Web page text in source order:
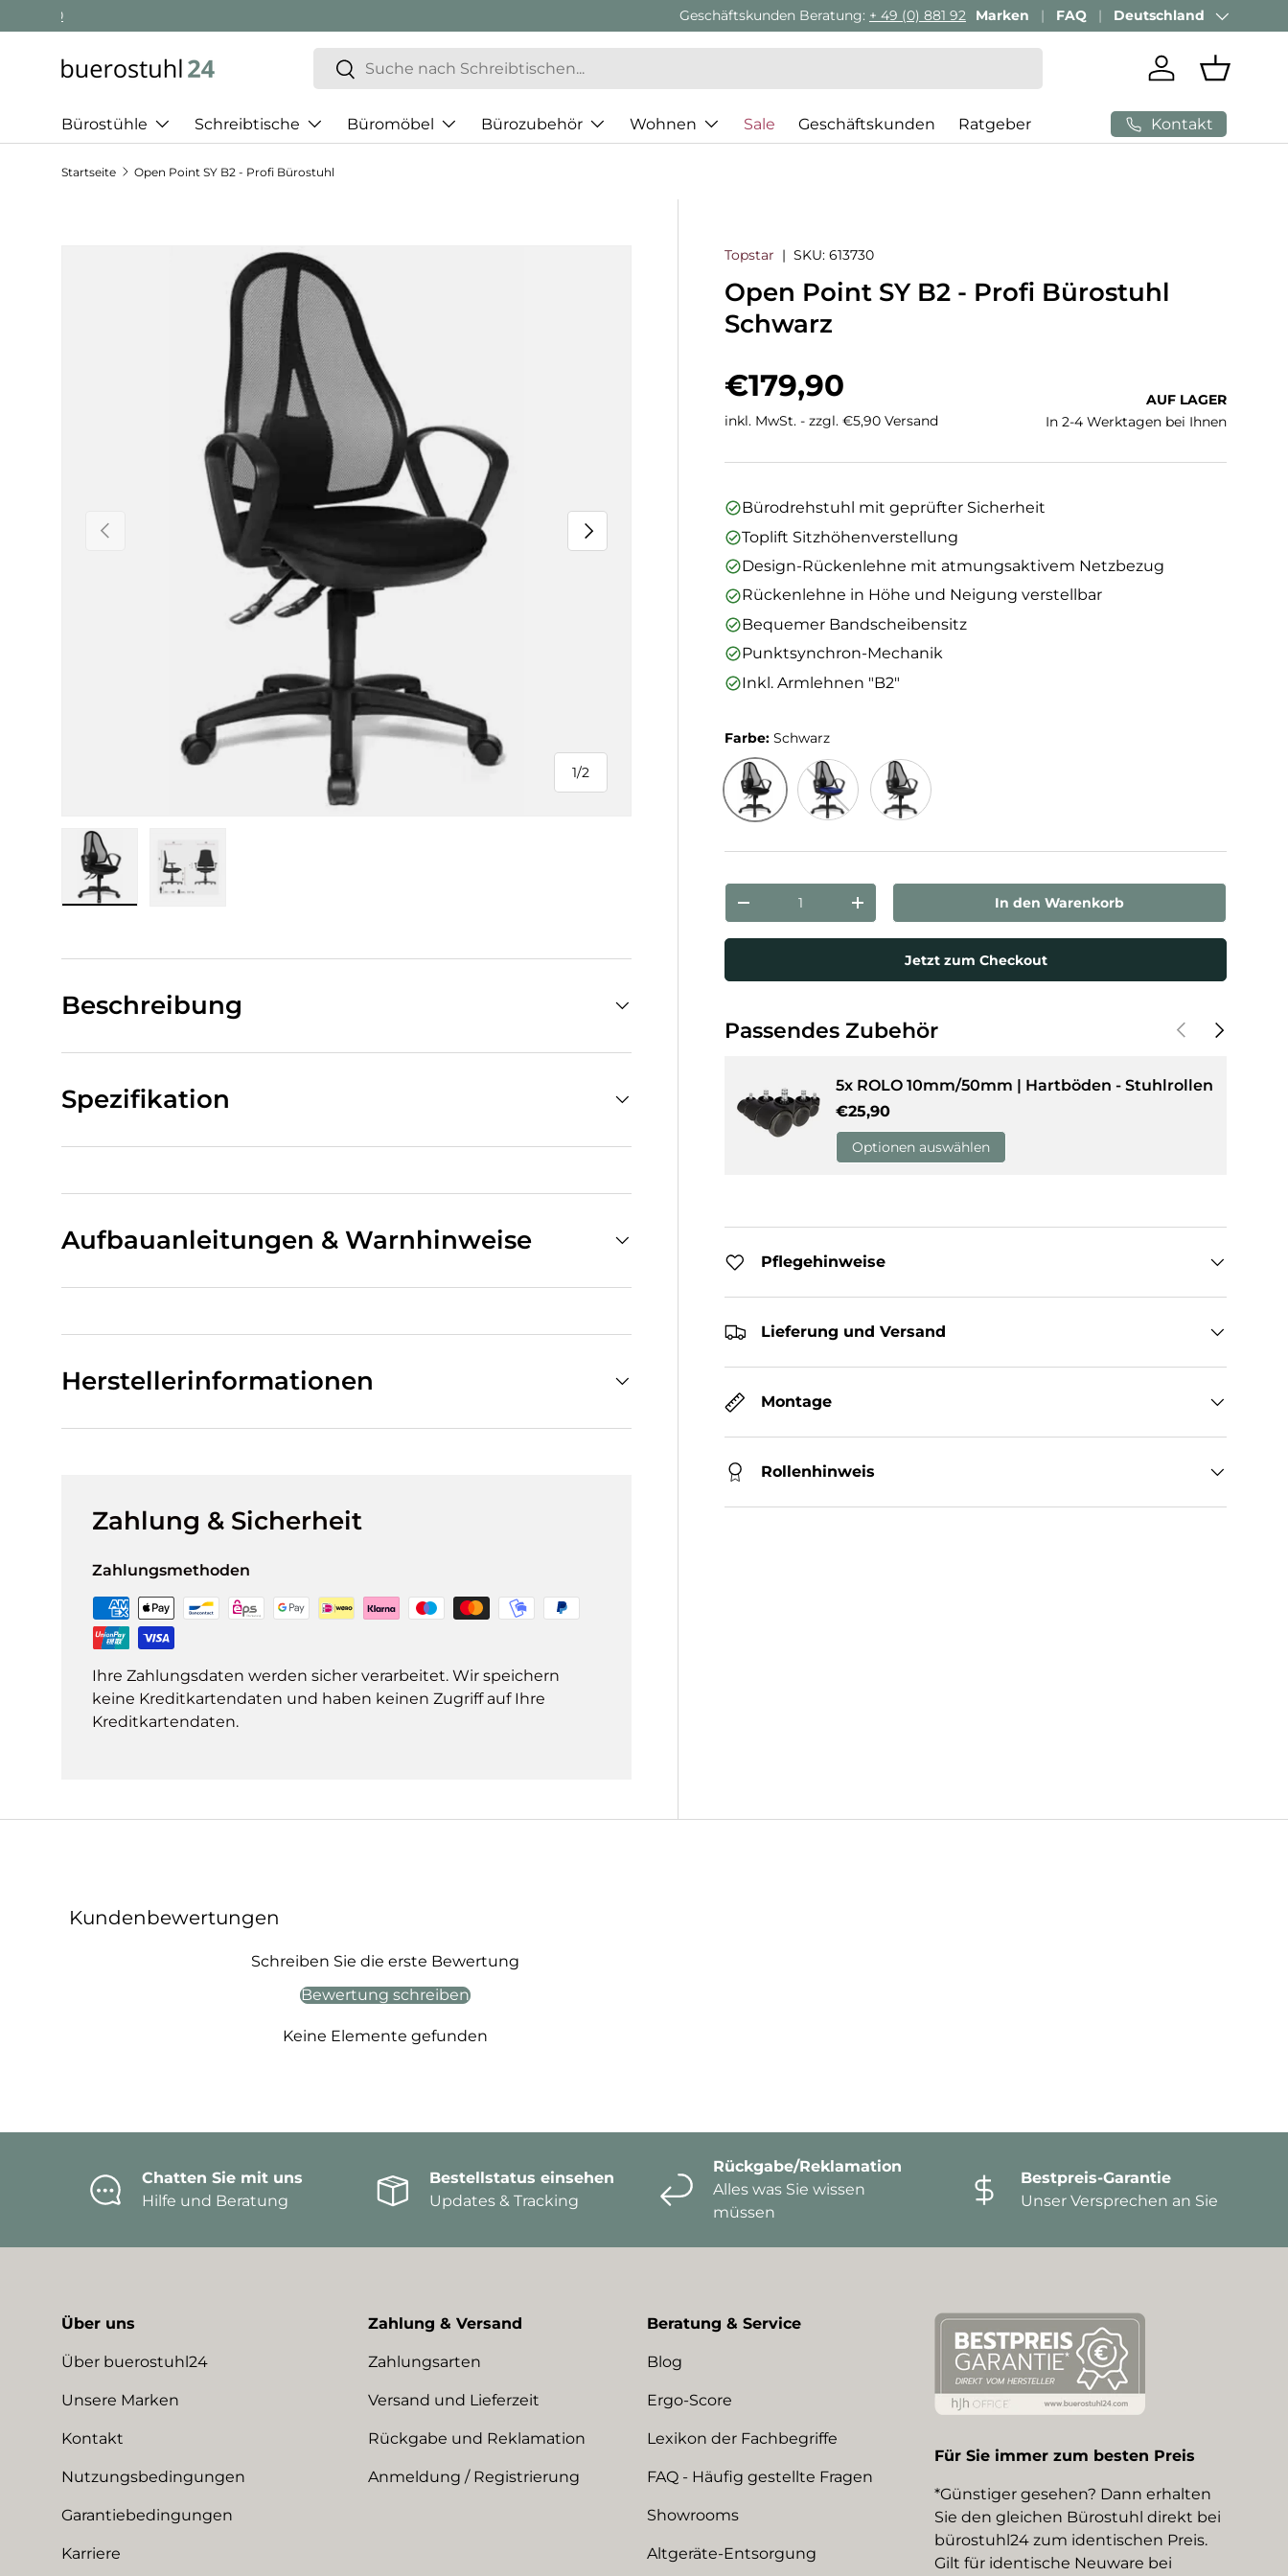
Direkt zum Inhalt
Geschäftskunden Beratung: Passenden Bürostuhl finden mitAI-Beratung
Marken FAQ Land/Region
Deutschland
Suchen
Suchen
Einloggen
Bürostühle Schreibtische Büromöbel Bürozubehör Wohnen Sale Geschäftskunden Ratgeber Kontakt
Startseite Open Point SY B2 - Profi Bürostuhl
Zu Produktinformationen springen
Vorherige
1/
von
2
Nächste
Topstar |SKU: 613730
Open Point SY B2 - Profi Bürostuhl
Schwarz
Normaler Preis
€179,90
inkl. MwSt. - zzgl. €5,90 Versand
AUF LAGER
In 2-4 Werktagen bei Ihnen
Bürodrehstuhl mit geprüfter Sicherheit
Toplift Sitzhöhenverstellung
Design-Rückenlehne mit atmungsaktivem Netzbezug
Rückenlehne in Höhe und Neigung verstellbar
Bequemer Bandscheibensitz
Punktsynchron-Mechanik
Inkl. Armlehnen "B2"
Farbe:Schwarz
Anzahl
Menge verringernMenge erhöhen In den Warenkorb
Jetzt zum Checkout
Passendes Zubehör VorherigeNächste
5x ROLO 10mm/50mm | Hartböden - Stuhlrollen
Normaler Preis
€25,90
Optionen auswählen
Pflegehinweise
Lieferung und Versand
Montage
Rollenhinweis
Beschreibung
Spezifikation
Aufbauanleitungen & Warnhinweise
Herstellerinformationen
Zahlung & Sicherheit
Zahlungsmethoden
Ihre Zahlungsdaten werden sicher verarbeitet. Wir speichern
keine Kreditkartendaten und haben keinen Zugriff auf Ihre
Kreditkartendaten.
Kundenbewertungen
Schreiben Sie die erste Bewertung
Bewertung schreiben
Keine Elemente gefunden
Chatten Sie mit uns
Hilfe und Beratung
Bestellstatus einsehen
Updates & Tracking
Rückgabe/Reklamation
Alles was Sie wissen
müssen
Bestpreis-Garantie
Unser Versprechen an Sie
Über uns
Über buerostuhl24
Unsere Marken
Kontakt
Nutzungsbedingungen
Garantiebedingungen
Karriere
Zahlung & Versand
Zahlungsarten
Versand und Lieferzeit
Rückgabe und Reklamation
Anmeldung / Registrierung
Beratung & Service
Blog
Ergo-Score
Lexikon der Fachbegriffe
FAQ - Häufig gestellte Fragen
Showrooms
Altgeräte-Entsorgung
Für Sie immer zum besten Preis
*Günstiger gesehen? Dann erhalten
Sie den gleichen Bürostuhl direkt bei
bürostuhl24 zum identischen Preis.
Gilt für identische Neuware bei